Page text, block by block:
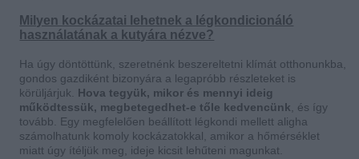
Milyen kockázatai lehetnek a légkondicionáló
használatának a kutyára nézve?
Ha úgy döntöttünk, szeretnénk beszereltetni klímát otthonunkba,
gondos gazdiként bizonyára a legapróbb részleteket is
körüljárjuk. Hova tegyük, mikor és mennyi ideig
működtessük, megbetegedhet-e tőle kedvencünk , és így
tovább. Egy megfelelően beállított légkondi mellett aligha
számolhatunk komoly kockázatokkal, amikor a hőmérséklet
miatt úgy ítéljük meg, ideje kicsit lehűteni magunkat.